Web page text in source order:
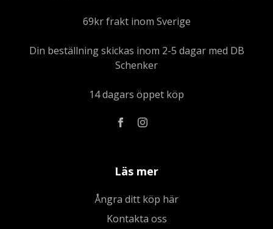
69kr frakt inom Sverige
Din beställning skickas inom 2-5 dagar med DB
Schenker
14 dagars öppet köp
Läs mer
Ångra ditt köp här
Kontakta oss